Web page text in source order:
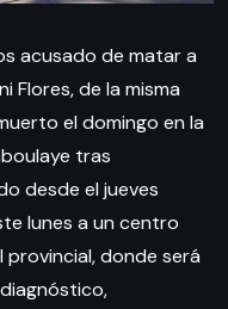
acusado de matar a
Flores, de la misma
el domingo en la
tras
desde el jueves
lunes a un centro
provincial, donde será